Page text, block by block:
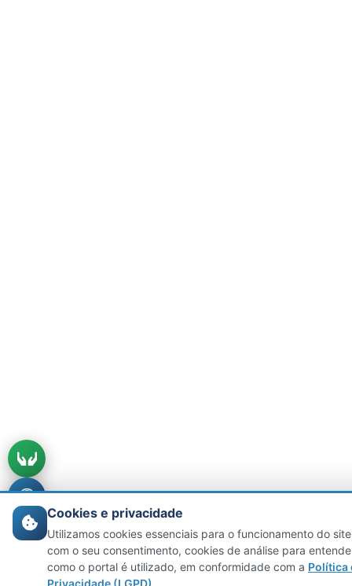
Cookies e privacidade
Utilizamos cookies essenciais para o funcionamento do
com o seu consentimento, cookies de análise para
como o portal é utilizado, em conformidade com a Política
Privacidade (LGPD)